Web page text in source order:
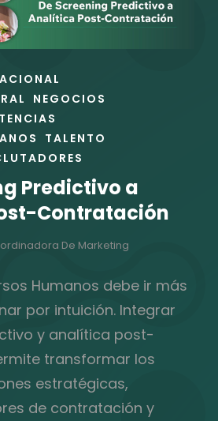
NEGOCIOS
TALENTO
Predictivo a
Contratación
De Marketing
Humanos debe ir más
por intuición. Integrar
y analítica post-
transformar los
estratégicas,
de contratación y